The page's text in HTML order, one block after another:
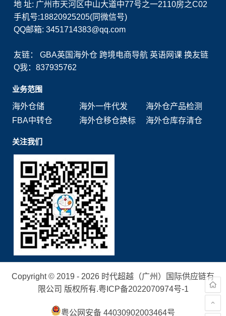
地 址: 广州市天河区中山大道中77号之一2110房之C02
手机号:18820925205(同微信号)
QQ邮箱: 3451714383@qq.com
友链：GBA英国海外仓 跨境电商导航 英语网课 换友链
Q我：837935762
业务范围
海外仓储
海外一件代发
海外仓产品检测
FBA中转仓
海外仓移仓换标 海外仓库存清仓
关注我们
Copyright © 2019 - 2026 时代超越（广州）国际供应链有
限公司 版权所有.粤ICP备2022070974号-1
粤公网安备 44030902003464号